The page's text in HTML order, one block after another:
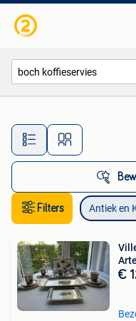
Filters Antiek en
€